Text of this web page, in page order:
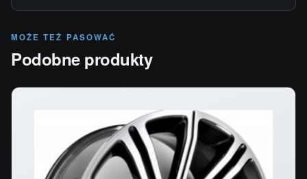
MOŻE TEŻ PASOWAĆ
Podobne produkty